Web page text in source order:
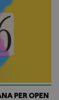
PER OPEN